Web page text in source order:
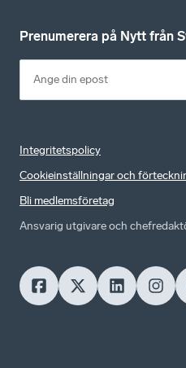
Prenumerera på Nytt från
Integritetspolicy
Cookieinställningar och
Bli medlemsföretag
Ansvarig utgivare och